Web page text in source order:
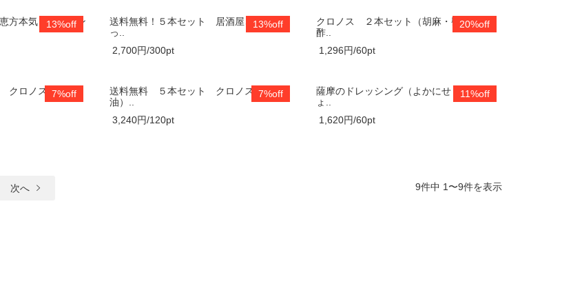
13%off
方本気ドレッシン
13%off
送料無料！５本セット 居酒屋さんが作
っ..
2,700円/300pt
20%off
クロノス ２本セット（胡麻・醬油）黒
酢..
1,296円/60pt
7%off
クロノス（胡
7%off
送料無料 ５本セット クロノス（醬
油）..
3,240円/120pt
11%off
薩摩のドレッシング（よかにせ・おごじ
ょ..
1,620円/60pt
次へ 9件中 1〜9件を表示